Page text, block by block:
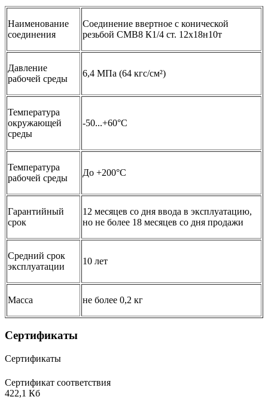
Наименование
соединения
Соединение ввертное с конической
резьбой СМВ8 К1/4 ст. 12х18н10т
Давление
рабочей среды
6,4 МПа (64 кгс/см²)
Температура
окружающей
среды
-50...+60°С
Температура
рабочей среды
До +200°C
Гарантийный
срок
12 месяцев со дня ввода в эксплуатацию,
но не более 18 месяцев со дня продажи
Средний срок
эксплуатации
10 лет
Масса не более 0,2 кг
Сертификаты
Сертификаты
Сертификат соответствия
422,1 Кб